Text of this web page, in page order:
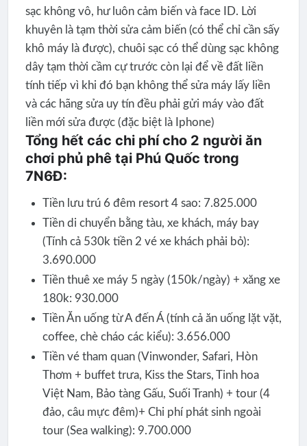
sạc không vô, hư luôn cảm biến và face ID. Lời
khuyên là tạm thời sửa cảm biến (có thể chỉ cần sấy
khô máy là được), chuôi sạc có thể dùng sạc không
dây tạm thời cầm cự trước còn lại để về đất liền
tính tiếp vì khi đó bạn không thể sửa máy lấy liền
và các hãng sửa uy tín đều phải gửi máy vào đất
liền mới sửa được (đặc biệt là Iphone)
Tổng hết các chi phí cho 2 người ăn
chơi phủ phê tại Phú Quốc trong
7N6Đ:
Tiền lưu trú 6 đêm resort 4 sao: 7.825.000
Tiền di chuyển bằng tàu, xe khách, máy bay
(Tính cả 530k tiền 2 vé xe khách phải bỏ):
3.690.000
Tiền thuê xe máy 5 ngày (150k/ngày) + xăng xe
180k: 930.000
Tiền Ăn uống từ A đến Á (tính cả ăn uống lặt vặt,
coffee, chè cháo các kiểu): 3.656.000
Tiền vé tham quan (Vinwonder, Safari, Hòn
Thơm + buffet trưa, Kiss the Stars, Tinh hoa
Việt Nam, Bảo tàng Gấu, Suối Tranh) + tour (4
đảo, câu mực đêm)+ Chi phí phát sinh ngoài
tour (Sea walking): 9.700.000